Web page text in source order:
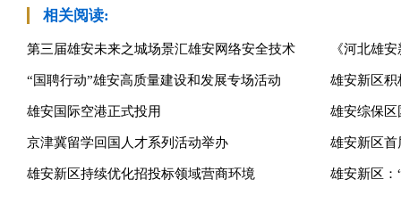
相关阅读:
第三届雄安未来之城场景汇雄安网络安全技术 《河北雄
“国聘行动”雄安高质量建设和发展专场活动 雄安新区
雄安国际空港正式投用 雄安综保
京津冀留学回国人才系列活动举办 雄安新区
雄安新区持续优化招投标领域营商环境 雄安新区：